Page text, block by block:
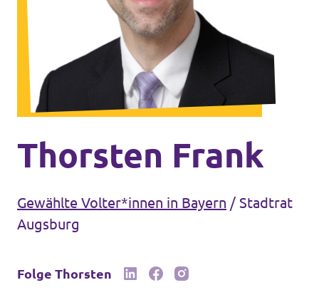
Unsere Events
Mache bei uns mit!
Deine Spende für Volt!
In Bayern vor Ort
Thorsten Frank
Gewählte Volter*innen in Bayern / Stadtrat
Augsburg
Folge Thorsten